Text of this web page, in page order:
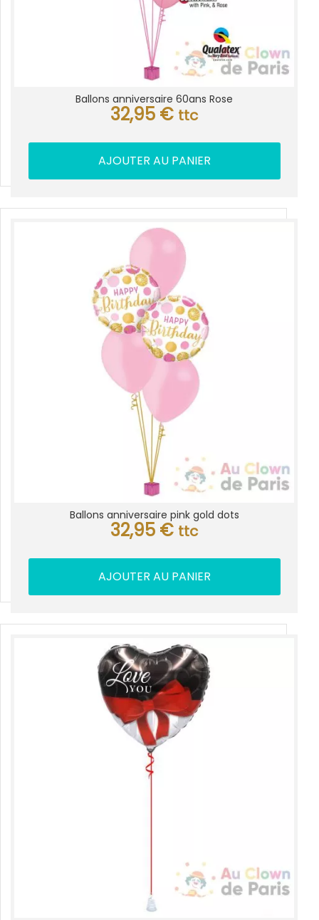
Ballons anniversaire 60ans Rose
32,95 € ttc
AJOUTER AU PANIER
Ballons anniversaire pink gold dots
32,95 € ttc
AJOUTER AU PANIER